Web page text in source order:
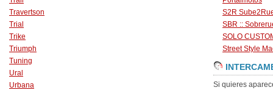
Travertson
Trial
Trike
Triumph
Tuning
Ural
Urbana
S2R
SBR ::
SOLO
Street Style
Si quieres